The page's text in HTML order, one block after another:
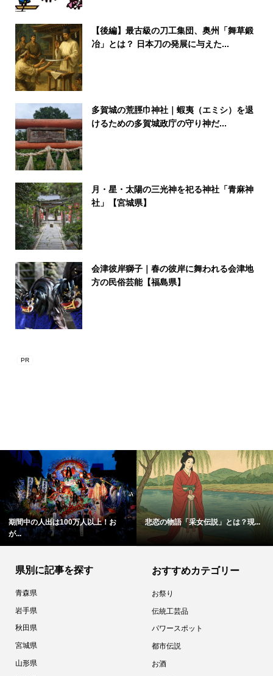
【後編】最古級の刀工集団、奥州「舞草鍛
冶」とは？ 日本刀の発展に与えた...
多賀城の荒脛巾神社｜蝦夷（エミシ）を退
けるための多賀城政庁の守り神だ...
月・星・太陽の三光神を祀る神社「青麻神
社」【宮城県】
会津彼岸獅子｜春の彼岸に舞われる会津地
方の民俗芸能【福島県】
期間中の人出は100万人以上！お
が...
悲恋の物語「采女伝説」とは？現...
県別に記事を探す
青森県
岩手県
秋田県
宮城県
山形県
おすすめカテゴリー
お祭り
伝統工芸品
パワースポット
都市伝説
お酒